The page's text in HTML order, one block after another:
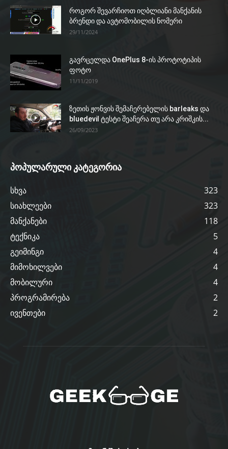
როგორ შევარჩიოთ იღბლიანი მანქანის
ბრენდი და ავტომობილის ნომერი
29/11/2024
გავრცელდა OnePlus 8-ის პროტოტიპის
ფოტო
11/11/2019
ზეთის ჟონვის შემაჩერებელის barleaks და
bluedevil ტესტი შეაჩერა თუ არა კრიშკის...
26/09/2023
პოპულარული კატეგორია
სხვა
323
სიახლეები
323
მანქანები
118
ტექნიკა
5
გეიმინგი
4
მიმოხილვები
4
მობილური
4
პროგრამირება
2
ივენთები
2